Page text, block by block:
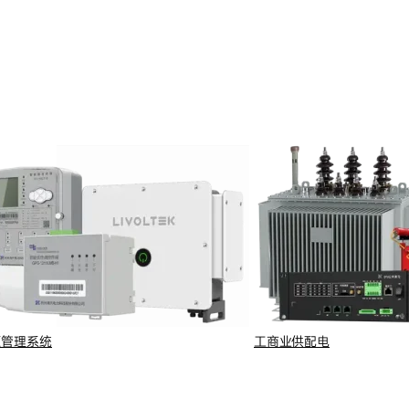
理系统 工商业供配电